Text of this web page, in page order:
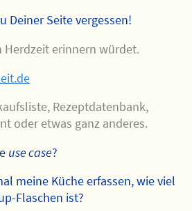
Deiner Seite vergessen!
Herdzeit erinnern würdet.
Rezeptdatenbank,
oder etwas ganz anderes.
use case?
meine Küche erfassen, wie viel
Flaschen ist?